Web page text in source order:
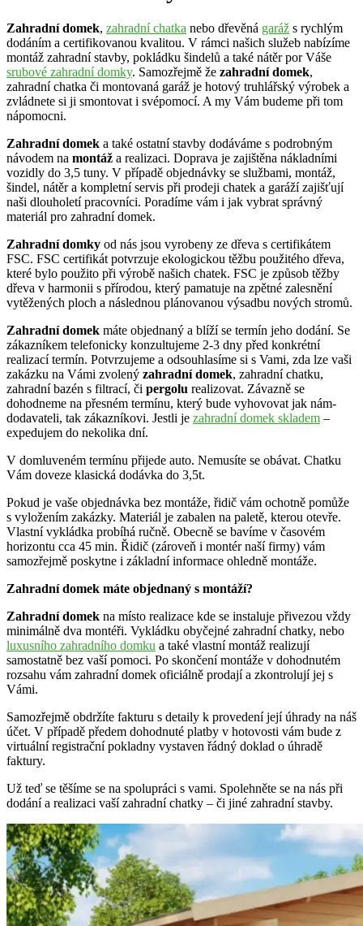
Zahradní domek, zahradní chatka nebo dřevěná garáž s rychlým
dodáním a certifikovanou kvalitou. V rámci našich služeb nabízíme
montáž zahradní stavby, pokládku šindelů a také nátěr por Váše
srubové zahradní domky. Samozřejmě že zahradní domek,
zahradní chatka či montovaná garáž je hotový truhlářský výrobek a
zvládnete si ji smontovat i svépomocí. A my Vám budeme při tom
nápomocni.
Zahradní domek a také ostatní stavby dodáváme s podrobným
návodem na montáž a realizaci. Doprava je zajištěna nákladními
vozidly do 3,5 tuny. V případě objednávky se službami, montáž,
šindel, nátěr a kompletní servis při prodeji chatek a garáží zajišťují
naši dlouholetí pracovníci. Poradíme vám i jak vybrat správný
materiál pro zahradní domek.
Zahradní domky od nás jsou vyrobeny ze dřeva s certifikátem
FSC. FSC certifikát potvrzuje ekologickou těžbu použitého dřeva,
které bylo použito při výrobě našich chatek. FSC je způsob těžby
dřeva v harmonii s přírodou, který pamatuje na zpětné zalesnění
vytěžených ploch a následnou plánovanou výsadbu nových stromů.
Zahradní domek máte objednaný a blíží se termín jeho dodání. Se
zákazníkem telefonicky konzultujeme 2-3 dny před konkrétní
realizací termín. Potvrzujeme a odsouhlasíme si s Vami, zda lze vaši
zakázku na Vámi zvolený zahradní domek, zahradní chatku,
zahradní bazén s filtrací, či pergolu realizovat. Závazně se
dohodneme na přesném termínu, který bude vyhovovat jak nám-
dodavateli, tak zákazníkovi. Jestli je zahradní domek skladem –
expedujem do nekolika dní.
V domluveném termínu přijede auto. Nemusíte se obávat. Chatku
Vám doveze klasická dodávka do 3,5t.
Pokud je vaše objednávka bez montáže, řidič vám ochotně pomůže
s vyložením zakázky. Materiál je zabalen na paletě, kterou otevře.
Vlastní vykládka probíhá ručně. Obecně se bavíme v časovém
horizontu cca 45 min. Řidič (zároveň i montér naší firmy) vám
samozřejmě poskytne i základní informace ohledně montáže.
Zahradní domek máte objednaný s montáží?
Zahradní domek na místo realizace kde se instaluje přivezou vždy
minimálně dva montéři. Vykládku obyčejné zahradní chatky, nebo
luxusního zahradního domku a také vlastní montáž realizují
samostatně bez vaší pomoci. Po skončení montáže v dohodnutém
rozsahu vám zahradní domek oficiálně prodají a zkontrolují jej s
Vámi.
Samozřejmě obdržíte fakturu s detaily k provedení její úhrady na náš
účet. V případě předem dohodnuté platby v hotovosti vám bude z
virtuální registrační pokladny vystaven řádný doklad o úhradě
faktury.
Už teď se těšíme se na spolupráci s vami. Spolehněte se na nás při
dodání a realizaci vaší zahradní chatky – či jiné zahradní stavby.